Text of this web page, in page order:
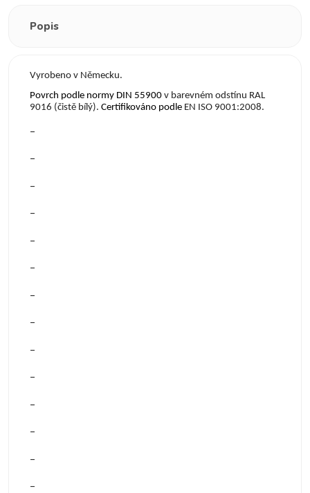
Popis
Vyrobeno v Německu.
Povrch podle normy DIN 55900v barevném odstínu RAL
9016 (čistě bílý).Certifikováno podle EN ISO 9001:2008.
–
–
–
–
–
–
–
–
–
–
–
–
–
–